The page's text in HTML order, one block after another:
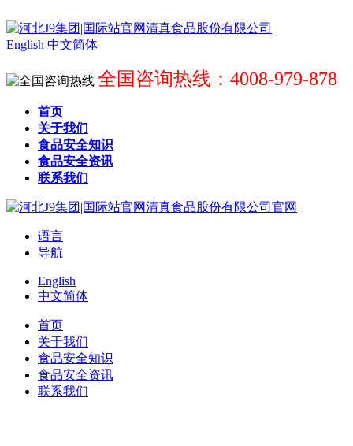
English 中文简体
全国咨询热线：4008-979-878
首页
关于我们
食品安全知识
食品安全资讯
联系我们
语言
导航
English
中文简体
首页
关于我们
食品安全知识
食品安全资讯
联系我们